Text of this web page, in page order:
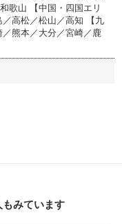
歌山 【中国・四国エリ
高松／松山／高知 【九
熊本／大分／宮崎／鹿
みています